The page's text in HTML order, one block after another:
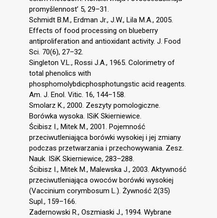
promyšlennost’ 5, 29–31.
Schmidt B.M., Erdman Jr., J.W., Lila M.A., 2005.
Effects of food processing on blueberry
antiproliferation and antioxidant activity. J. Food
Sci. 70(6), 27–32.
Singleton V.L., Rossi J.A., 1965. Colorimetry of
total phenolics with
phosphomolybdicphosphotungstic acid reagents.
Am. J. Enol. Vitic. 16, 144–158.
Smolarz K., 2000. Zeszyty pomologiczne.
Borówka wysoka. ISiK Skierniewice.
Ścibisz I., Mitek M., 2001. Pojemność
przeciwutleniająca borówki wysokiej i jej zmiany
podczas przetwarzania i przechowywania. Zesz.
Nauk. ISiK Skierniewice, 283–288.
Ścibisz I., Mitek M., Malewska J., 2003. Aktywność
przeciwutleniająca owoców borówki wysokiej
(Vaccinium corymbosum L.). Żywność 2(35)
Supl., 159–166.
Zadernowski R., Oszmiaski J., 1994. Wybrane